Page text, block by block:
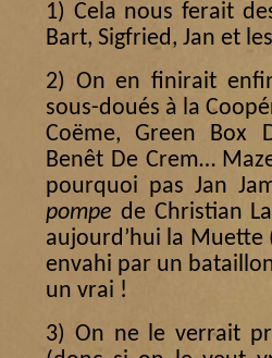
1) Cela nous ferait
Bart, Sigfried, Jan et
2) On en finirait
sous-doués à la
Coëme, Green Box
Benêt De Crem…
pourquoi pas Jan
pompe de Christian
aujourd’hui la
envahi par un
un vrai !
3) On ne le verrait